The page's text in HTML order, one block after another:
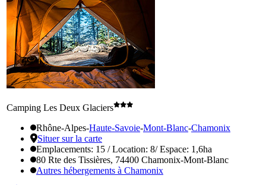
Camping Les Deux Glaciers
Rhône-Alpes-Haute-Savoie-Mont-Blanc-Chamonix
Situer sur la carte
Emplacements: 15 / Location: 8/ Espace: 1,6ha
80 Rte des Tissières, 74400 Chamonix-Mont-Blanc
Autres hébergements à Chamonix